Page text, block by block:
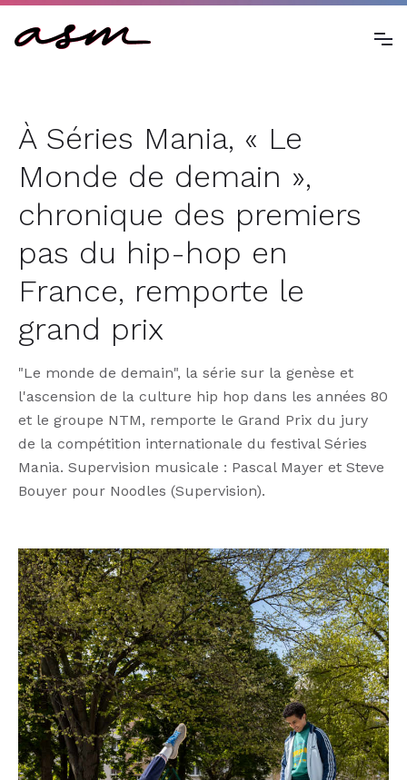
À Séries Mania, « Le
Monde de demain »,
chronique des premiers
pas du hip-hop en
France, remporte le
grand prix
"Le monde de demain", la série sur la genèse et
l'ascension de la culture hip hop dans les années 80
et le groupe NTM, remporte le Grand Prix du jury
de la compétition internationale du festival Séries
Mania. Supervision musicale : Pascal Mayer et Steve
Bouyer pour Noodles (Supervision).